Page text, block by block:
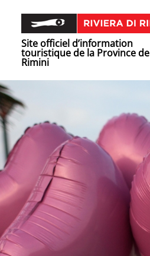
Site officiel d’information
touristique de la Province de
Rimini